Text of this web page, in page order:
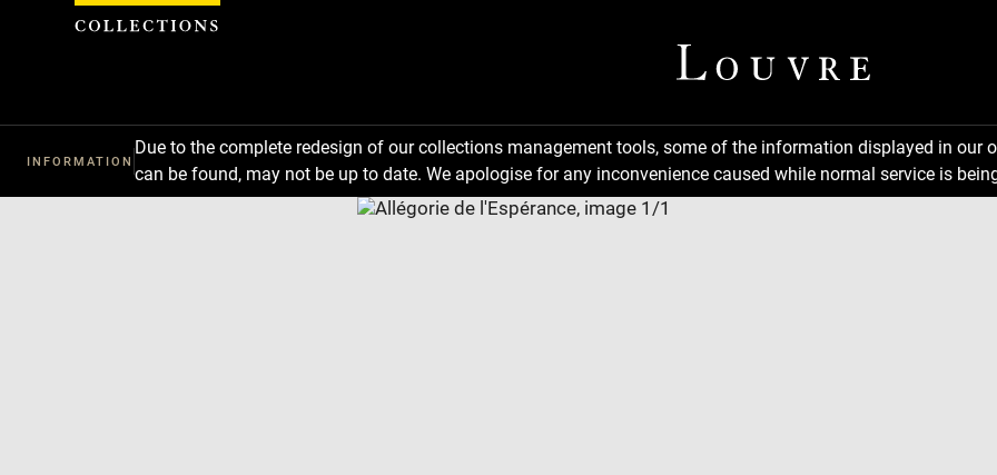
INFORMATION
Due to the complete redesign of our collections management tools, some of the information displayed in
can be found, may not be up to date. We apologise for any inconvenience caused while normal service is
Cookies management panel